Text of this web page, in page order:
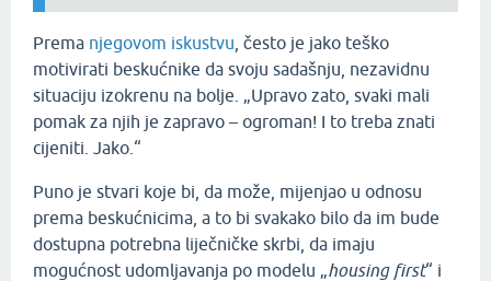
Prema njegovom iskustvu , često je jako teško
motivirati beskućnike da svoju sadašnju, nezavidnu
situaciju izokrenu na bolje. „Upravo zato, svaki mali
pomak za njih je zapravo – ogroman! I to treba znati
cijeniti. Jako.“
Puno je stvari koje bi, da može, mijenjao u odnosu
prema beskućnicima, a to bi svakako bilo da im bude
dostupna potrebna liječničke skrbi, da imaju
mogućnost udomljavanja po modelu „housing first“ i